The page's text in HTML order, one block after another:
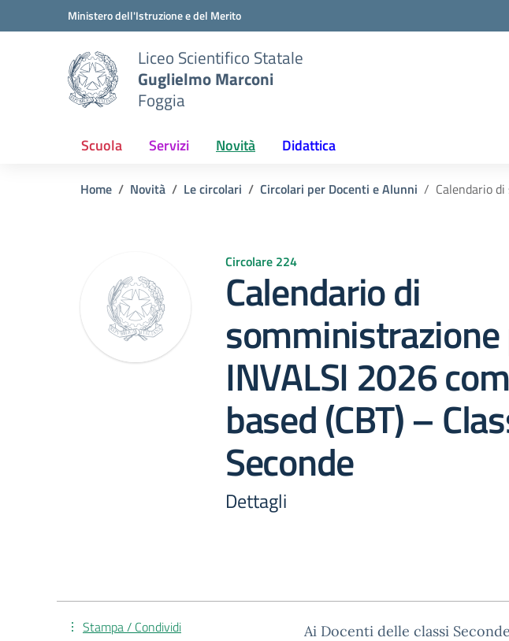
Vai ai contenuti
Vai al menu di navigazioneMinistero dell'Istruzione e del Merito
Liceo Scientifico Statale
Guglielmo Marconi
Foggia
Scuola Servizi Novità Didattica
Home Novità Le circolari Circolari per Docenti e Alunni Calendario
Circolare 224
Calendario di
INVALSI 2026
based (CBT) –
Seconde
Dettagli
Ai Docenti delle classi Seconde
Stampa / Condividi